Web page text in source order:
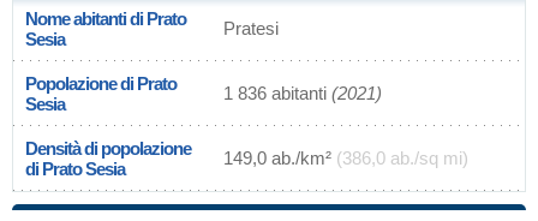
Nome abitanti di Prato
Sesia
Pratesi
Popolazione di Prato
Sesia
1 836 abitanti (2021)
Densità di popolazione
di Prato Sesia
149,0 ab./km² (386,0 ab./sq mi)